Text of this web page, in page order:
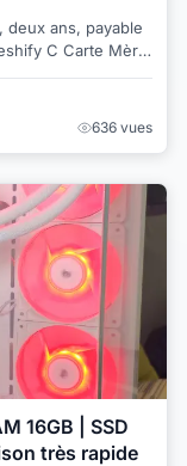
deux ans, payable
636 vues
16GB | SSD
très rapide